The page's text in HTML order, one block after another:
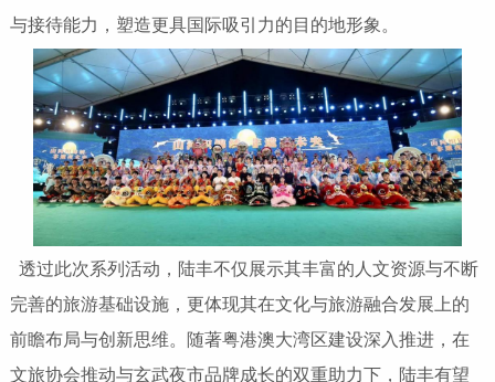
与接待能力，塑造更具国际吸引力的目的地形象。
透过此次系列活动，陆丰不仅展示其丰富的人文资源与不断
完善的旅游基础设施，更体现其在文化与旅游融合发展上的
前瞻布局与创新思维。随著粤港澳大湾区建设深入推进，在
文旅协会推动与玄武夜市品牌成长的双重助力下，陆丰有望